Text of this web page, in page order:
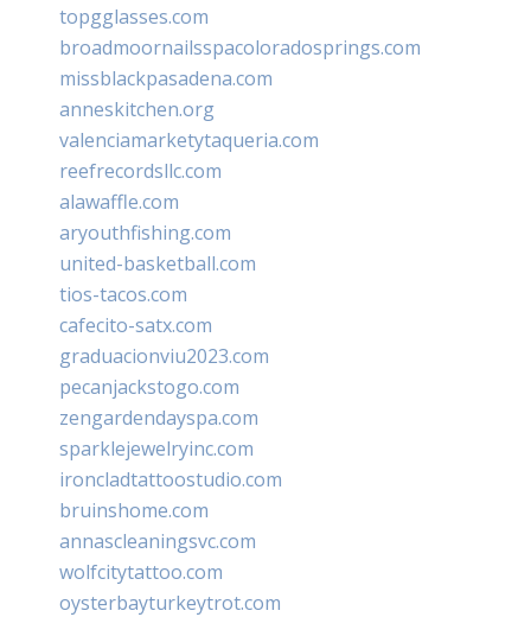
topgglasses.com
broadmoornailsspacoloradosprings.com
missblackpasadena.com
anneskitchen.org
valenciamarketytaqueria.com
reefrecordsllc.com
alawaffle.com
aryouthfishing.com
united-basketball.com
tios-tacos.com
cafecito-satx.com
graduacionviu2023.com
pecanjackstogo.com
zengardendayspa.com
sparklejewelryinc.com
ironcladtattoostudio.com
bruinshome.com
annascleaningsvc.com
wolfcitytattoo.com
oysterbayturkeytrot.com